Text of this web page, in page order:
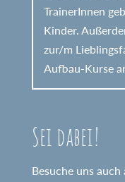
TrainerInnen
Kinder.
zur/m
Aufbau-Kurse
Sei dabei!
Besuche uns